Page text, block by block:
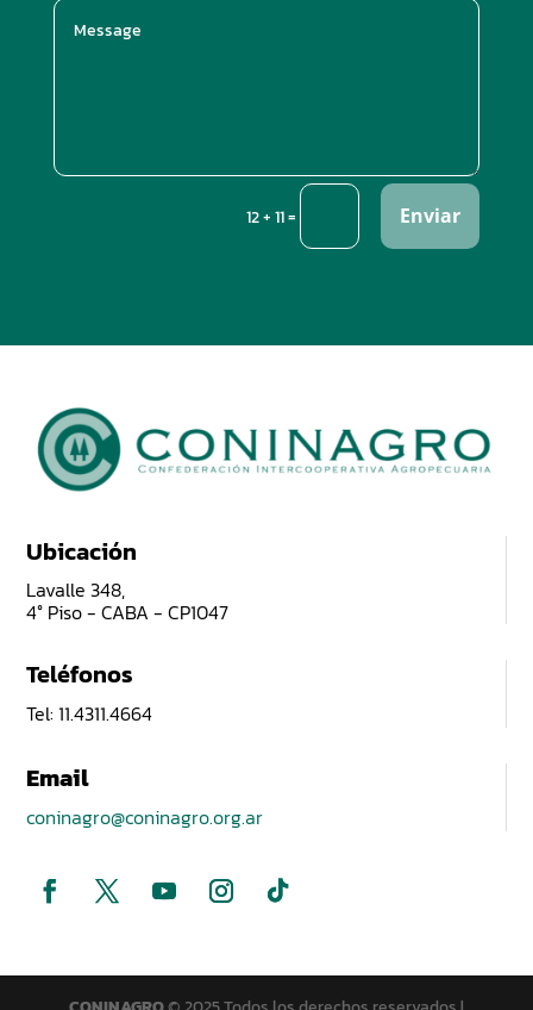
12 + 11= Enviar
Ubicación
Lavalle 348,
4° Piso - CABA - CP1047
Teléfonos
Tel: 11.4311.4664
Email
coninagro@coninagro.org.ar